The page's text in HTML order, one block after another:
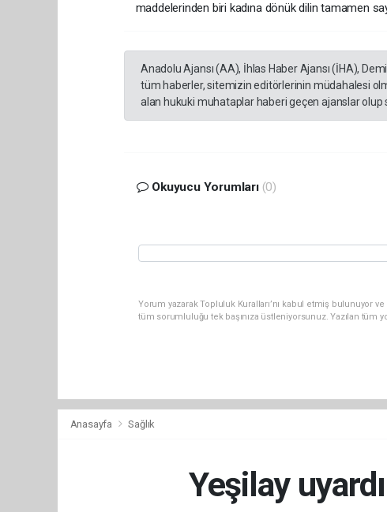
maddelerinden biri kadına dönük dilin tamamen
Anadolu Ajansı (AA), İhlas Haber Ajansı (İHA),
tüm haberler, sitemizin editörlerinin müdahalesi
alan hukuki muhataplar haberi geçen ajanslar
Okuyucu Yorumları (0)
Yorum yazarak Topluluk Kuralları’nı kabul etmiş bulunuyor
tüm sorumluluğu tek başınıza üstleniyorsunuz. Yazılan
Anasayfa Sağlık
Yeşilay